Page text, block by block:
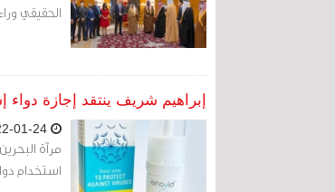
الحقيقي
إبراهيم شريف ينتقد إجازة دواء
مرآة
استخدام دواء